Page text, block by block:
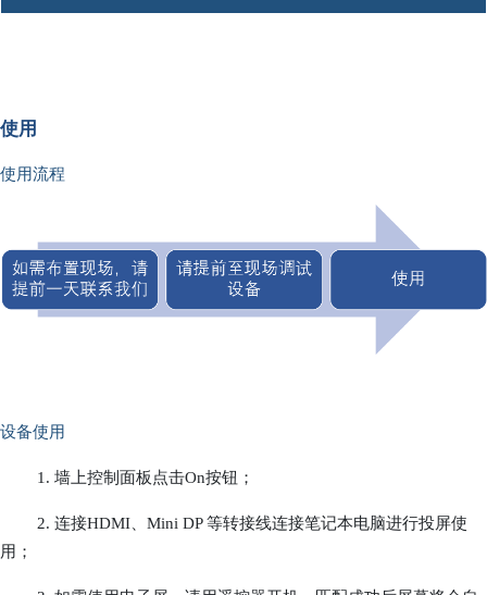
使用
使用流程
设备使用
1. 墙上控制面板点击On按钮；
2. 连接HDMI、Mini DP 等转接线连接笔记本电脑进行投屏使
用；